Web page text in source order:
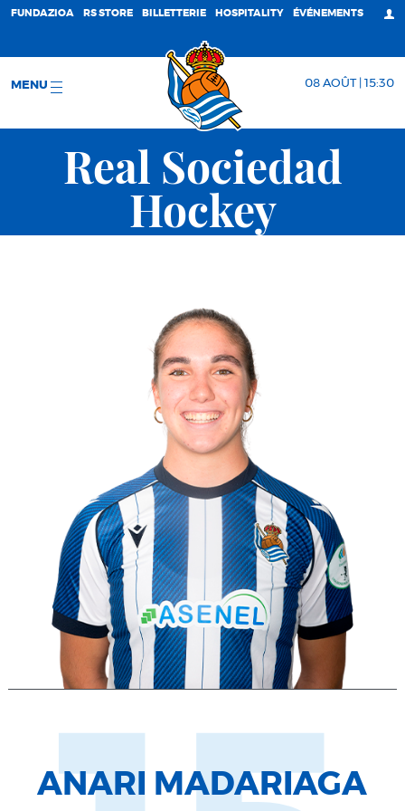
FUNDAZIOA RS STORE BILLETTERIE HOSPITALITY ÉVÉNEMENTS
MENU 08 AOÛT | 15:30
Real Sociedad
Hockey
ANARI MADARIAGA